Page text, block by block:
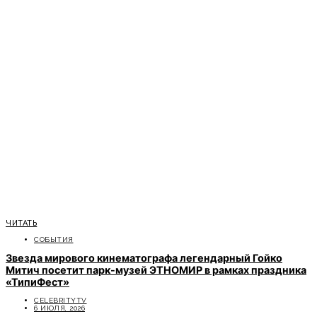
ЧИТАТЬ
СОБЫТИЯ
Звезда мирового кинематографа легендарный Гойко
Митич посетит парк-музей ЭТНОМИР в рамках праздника
«ТипиФест»
CELEBRITYTV
6 ИЮЛЯ, 2026